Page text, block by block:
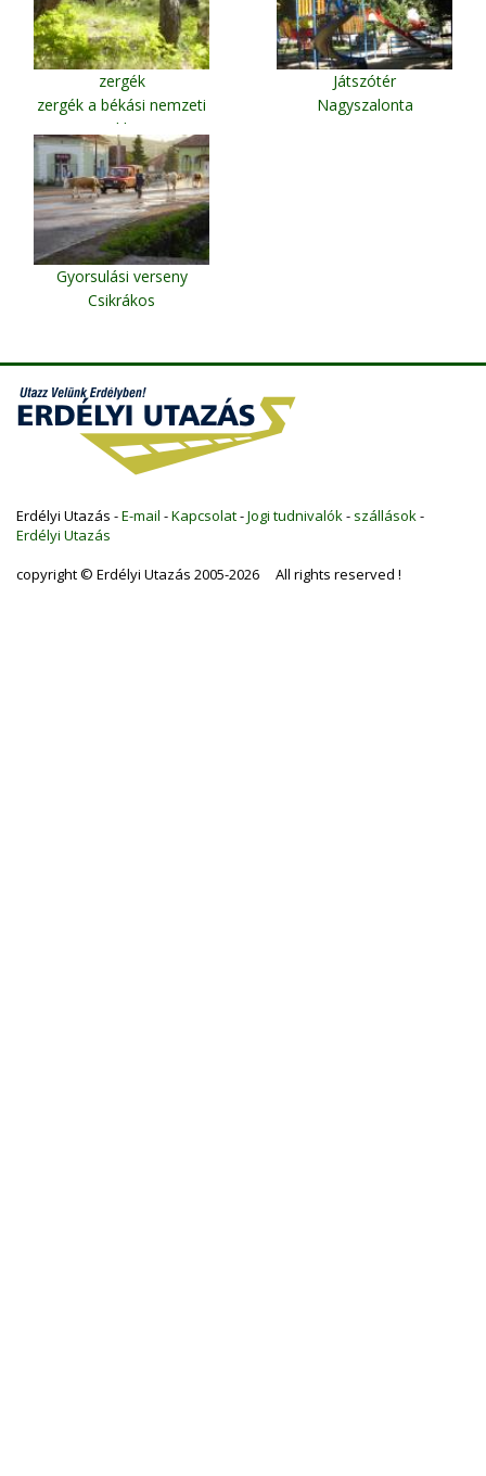
zergék
zergék a békási nemzeti
parkban
Játszótér
Nagyszalonta
Gyorsulási verseny
Csikrákos
Erdélyi Utazás -E-mail -Kapcsolat-Jogi tudnivalók - szállások -
Erdélyi Utazás
copyright © Erdélyi Utazás 2005-2026 All rights reserved !